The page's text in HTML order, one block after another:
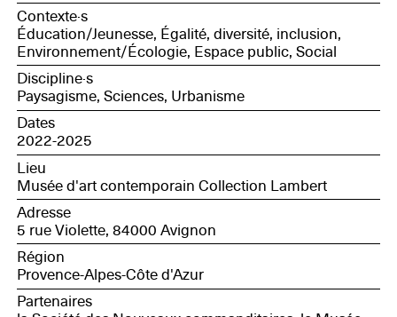
Contexte·s
Éducation/Jeunesse, Égalité, diversité, inclusion,
Environnement/Écologie, Espace public, Social
Discipline·s
Paysagisme, Sciences, Urbanisme
Dates
2022-2025
Lieu
Musée d'art contemporain Collection Lambert
Adresse
5 rue Violette, 84000 Avignon
Région
Provence-Alpes-Côte d'Azur
Partenaires